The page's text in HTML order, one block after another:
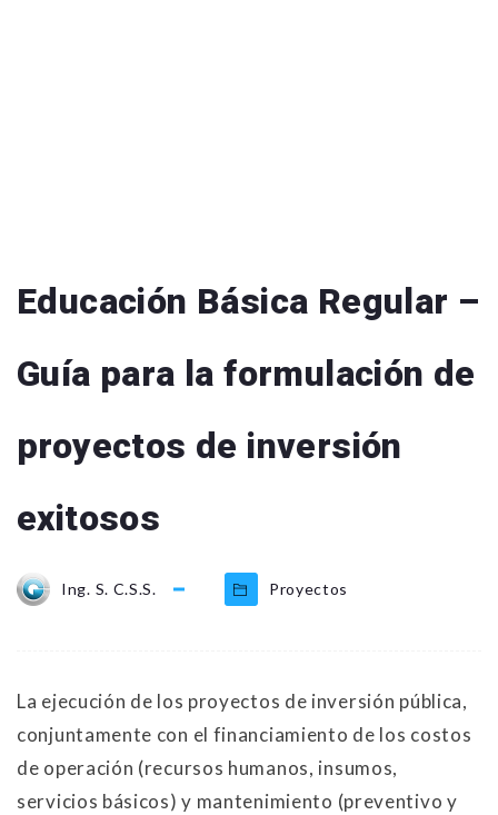
Educación Básica Regular –
Guía para la formulación de
proyectos de inversión
exitosos
Ing. S. C.S.S. Proyectos
La ejecución de los proyectos de inversión pública,
conjuntamente con el financiamiento de los costos
de operación (recursos humanos, insumos,
servicios básicos) y mantenimiento (preventivo y